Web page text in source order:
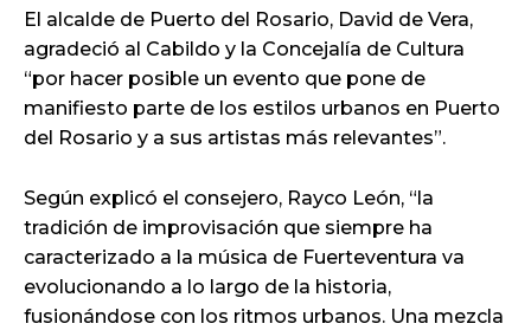
El alcalde de Puerto del Rosario, David de Vera,
agradeció al Cabildo y la Concejalía de Cultura
“por hacer posible un evento que pone de
manifiesto parte de los estilos urbanos en Puerto
del Rosario y a sus artistas más relevantes”.
Según explicó el consejero, Rayco León, “la
tradición de improvisación que siempre ha
caracterizado a la música de Fuerteventura va
evolucionando a lo largo de la historia,
fusionándose con los ritmos urbanos. Una mezcla